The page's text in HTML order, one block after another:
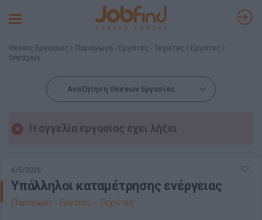
Toggle
Θέσεις Εργασίας Παραγωγή - Εργάτες - Τεχνίτες
Εργάτες
ΤΡΙΠΟΛΗ
Αναζήτηση Θέσεων Εργασίας
Η αγγελία εργασίας έχει λήξει
6/5/2026
Υπάλληλοι καταμέτρησης ενέργειας
Παραγωγή - Εργάτες - Τεχνίτες